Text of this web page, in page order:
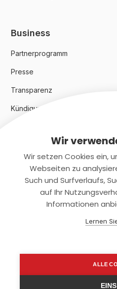
Business
Partnerprogramm
Presse
Transparenz
Kündigungsindex 2024
Rechtliches
Datenschutz
Wir
Wir setzen Cookies ein,
Webseiten zu
Such und Surfverlaufs,
auf Ihr
Informationen
Lernen
ALLE